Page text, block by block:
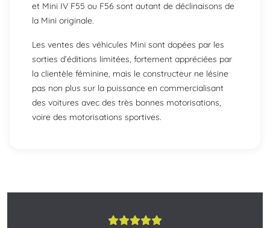
et Mini IV F55 ou F56 sont autant de déclinaisons de
la Mini originale.
Les ventes des véhicules Mini sont dopées par les
sorties d’éditions limitées, fortement appréciées par
la clientèle féminine, mais le constructeur ne lésine
pas non plus sur la puissance en commercialisant
des voitures avec des très bonnes motorisations,
voire des motorisations sportives.